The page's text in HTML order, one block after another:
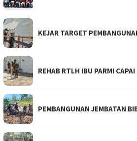
KEJAR TARGET
REHAB RTLH IBU PARMI
PEMBANGUNAN JEMBATAN